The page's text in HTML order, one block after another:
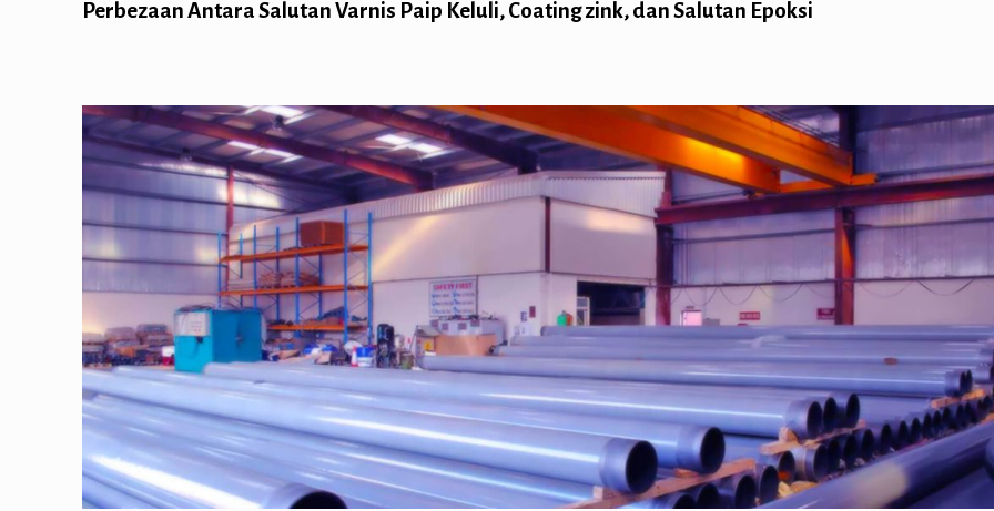
Perbezaan Antara Salutan Varnis Paip Keluli, Coating zink, dan Salutan Epoksi